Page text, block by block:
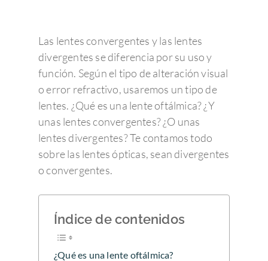
Las lentes convergentes y las lentes
divergentes se diferencia por su uso y
función. Según el tipo de alteración visual
o error refractivo, usaremos un tipo de
lentes. ¿Qué es una lente oftálmica? ¿Y
unas lentes convergentes? ¿O unas
lentes divergentes? Te contamos todo
sobre las lentes ópticas, sean divergentes
o convergentes.
Índice de contenidos
¿Qué es una lente oftálmica?